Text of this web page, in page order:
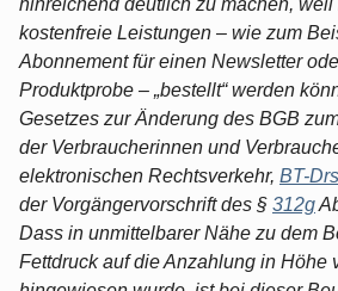
hinreichend deutlich zu machen, weil
kostenfreie Leistungen – wie zum
Abonnement für einen Newsletter
Produktprobe – „bestellt“ werden
Gesetzes zur Änderung des BGB
der Verbraucherinnen und
elektronischen Rechtsverkehr, BT-
der Vorgängervorschrift des § 312g
Dass in unmittelbarer Nähe zu dem
Fettdruck auf die Anzahlung in Höhe